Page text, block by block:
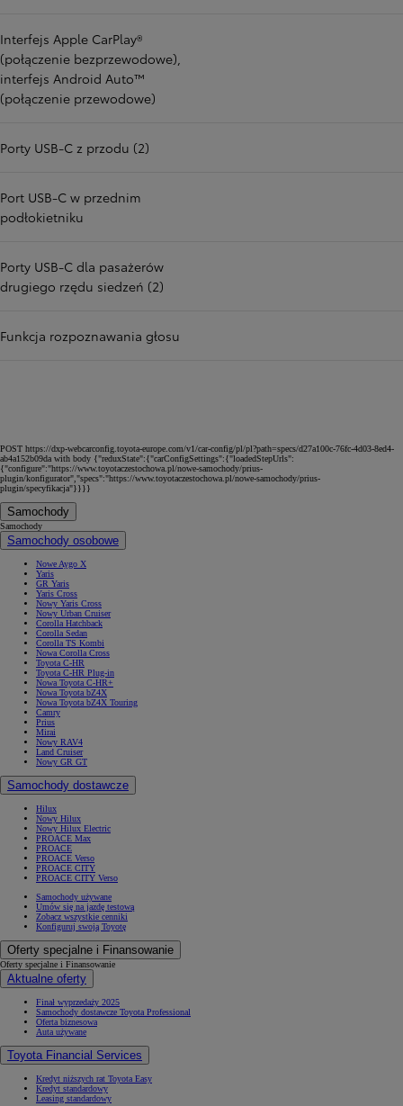
Interfejs Apple CarPlay®
(połączenie bezprzewodowe),
interfejs Android Auto™
(połączenie przewodowe)
Porty USB-C z przodu (2)
Port USB-C w przednim
podłokietniku
Porty USB-C dla pasażerów
drugiego rzędu siedzeń (2)
Funkcja rozpoznawania głosu
POST https://dxp-webcarconfig.toyota-europe.com/v1/car-config/pl/pl?path=specs/d27a100c-76fc-4d03-8ed4-
ab4a152b09da with body {"reduxState":{"carConfigSettings":{"loadedStepUrls":
{"configure":"https://www.toyotaczestochowa.pl/nowe-samochody/prius-
plugin/konfigurator","specs":"https://www.toyotaczestochowa.pl/nowe-samochody/prius-
plugin/specyfikacja"}}}}
Samochody
Samochody
Samochody osobowe
Nowe Aygo X
Yaris
GR Yaris
Yaris Cross
Nowy Yaris Cross
Nowy Urban Cruiser
Corolla Hatchback
Corolla Sedan
Corolla TS Kombi
Nowa Corolla Cross
Toyota C-HR
Toyota C-HR Plug-in
Nowa Toyota C-HR+
Nowa Toyota bZ4X
Nowa Toyota bZ4X Touring
Camry
Prius
Mirai
Nowy RAV4
Land Cruiser
Nowy GR GT
Samochody dostawcze
Hilux
Nowy Hilux
Nowy Hilux Electric
PROACE Max
PROACE
PROACE Verso
PROACE CITY
PROACE CITY Verso
Samochody używane
Umów się na jazdę testową
Zobacz wszystkie cenniki
Konfiguruj swoją Toyotę
Oferty specjalne i Finansowanie
Oferty specjalne i Finansowanie
Aktualne oferty
Finał wyprzedaży 2025
Samochody dostawcze Toyota Professional
Oferta biznesowa
Auta używane
Toyota Financial Services
Kredyt niższych rat Toyota Easy
Kredyt standardowy
Leasing standardowy